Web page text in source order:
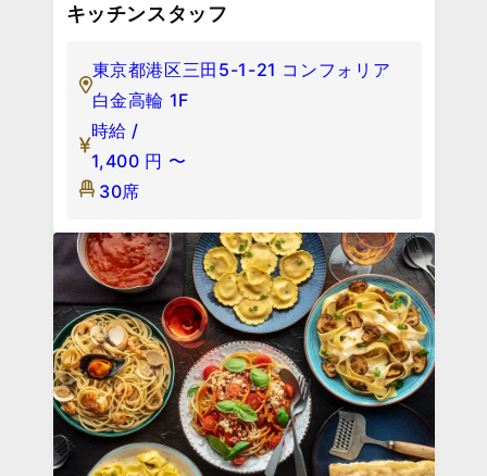
キッチンスタッフ
東京都港区三田5-1-21 コンフォリア
白金高輪 1F
時給 /
1,400 円 〜
30席